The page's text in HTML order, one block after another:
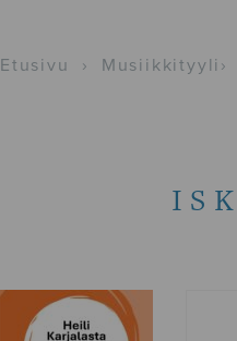
Etusivu › Musiikkityyli ›